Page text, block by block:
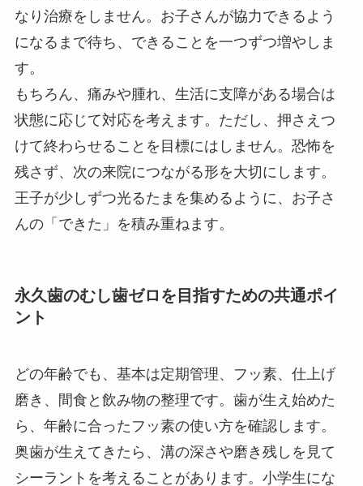
なり治療をしません。お子さんが協力できるよう
になるまで待ち、できることを一つずつ増やしま
す。
もちろん、痛みや腫れ、生活に支障がある場合は
状態に応じて対応を考えます。ただし、押さえつ
けて終わらせることを目標にはしません。恐怖を
残さず、次の来院につながる形を大切にします。
王子が少しずつ光るたまを集めるように、お子さ
んの「できた」を積み重ねます。
永久歯のむし歯ゼロを目指すための共通ポイ
ント
どの年齢でも、基本は定期管理、フッ素、仕上げ
磨き、間食と飲み物の整理です。歯が生え始めた
ら、年齢に合ったフッ素の使い方を確認します。
奥歯が生えてきたら、溝の深さや磨き残しを見て
シーラントを考えることがあります。小学生にな